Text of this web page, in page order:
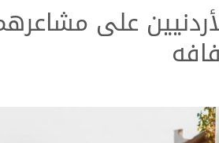
على